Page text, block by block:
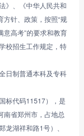
》、《中华人民共和
方针、政策，按照“规
高考”的要求和教育
校招生工作规定，特
日制普通本科及专科
标代码11517），是
南省郑州市，占地总
湖祥和路1号）、